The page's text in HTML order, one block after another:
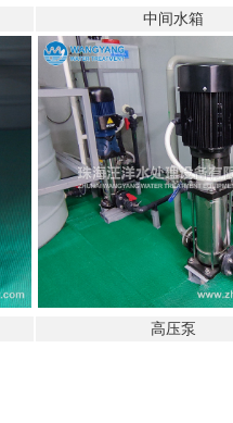
中间水箱
高压泵